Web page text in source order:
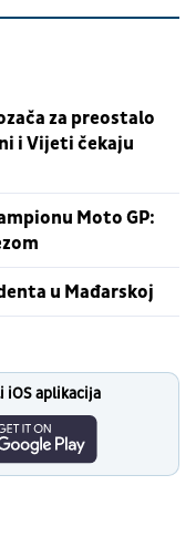
za preostalo
i Vijeti čekaju
Moto GP:
u Mađarskoj
iOS aplikacija